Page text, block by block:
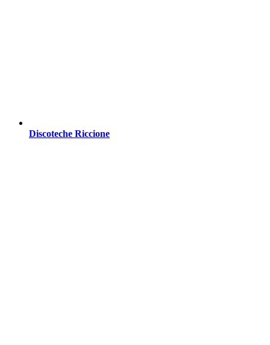
Discoteche Riccione